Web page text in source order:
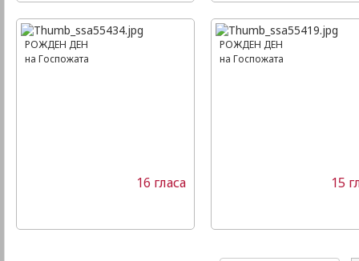
РОЖДЕН ДЕН
на Госпожата
16 гласа
РОЖДЕН ДЕН
на Госпожата
15